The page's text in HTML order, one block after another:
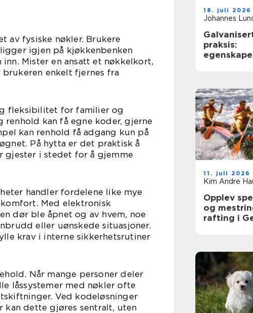
av fysiske nøkler. Brukere
igjen på kjøkkenbenken
Mister en ansatt et nøkkelkort,
enkelt fjernes fra
fleksibilitet for familier og
kan få egne koder, gjerne
kan renhold få adgang kun på
På hytta er det praktisk å
gjester i stedet for å gjemme
handler fordelene like mye
Med elektronisk
dør ble åpnet og av hvem, noe
eller uønskede situasjoner.
krav i interne sikkerhetsrutiner
Når mange personer deler
låssystemer med nøkler ofte
Ved kodeløsninger
kan dette gjøres sentralt, uten
18. juli 2026
Johannes
praksis:
11. juli 2026
Kim Andre
Opplev
og
rafting i